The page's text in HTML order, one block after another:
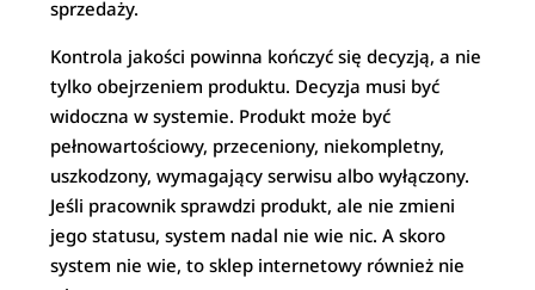
sprzedaży.
Kontrola jakości powinna kończyć się decyzją, a nie
tylko obejrzeniem produktu. Decyzja musi być
widoczna w systemie. Produkt może być
pełnowartościowy, przeceniony, niekompletny,
uszkodzony, wymagający serwisu albo wyłączony.
Jeśli pracownik sprawdzi produkt, ale nie zmieni
jego statusu, system nadal nie wie nic. A skoro
system nie wie, to sklep internetowy również nie